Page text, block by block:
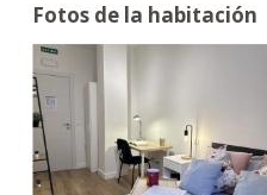
Fotos de la habitación